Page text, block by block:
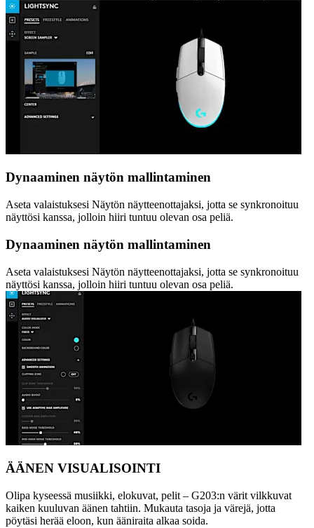
Dynaaminen näytön mallintaminen
Aseta valaistuksesi Näytön näytteenottajaksi, jotta se synkronoituu
näyttösi kanssa, jolloin hiiri tuntuu olevan osa peliä.
Dynaaminen näytön mallintaminen
Aseta valaistuksesi Näytön näytteenottajaksi, jotta se synkronoituu
näyttösi kanssa, jolloin hiiri tuntuu olevan osa peliä.
ÄÄNEN VISUALISOINTI
Olipa kyseessä musiikki, elokuvat, pelit – G203:n värit vilkkuvat
kaiken kuuluvan äänen tahtiin. Mukauta tasoja ja värejä, jotta
pöytäsi herää eloon, kun ääniraita alkaa soida.